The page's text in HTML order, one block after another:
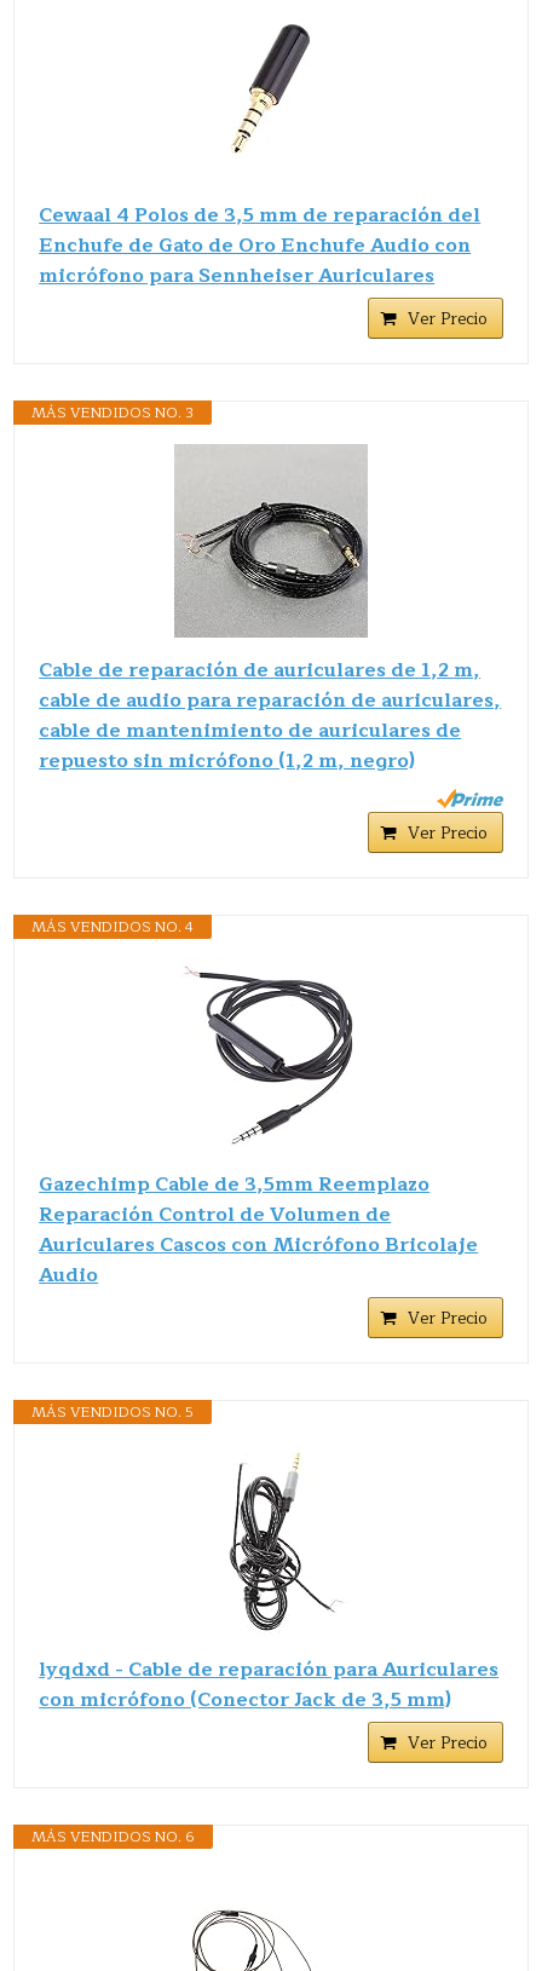
Cewaal 4 Polos de 3,5 mm de reparación del
Enchufe de Gato de Oro Enchufe Audio con
micrófono para Sennheiser Auriculares
Ver Precio
MÁS VENDIDOS NO. 3
Cable de reparación de auriculares de 1,2 m,
cable de audio para reparación de auriculares,
cable de mantenimiento de auriculares de
repuesto sin micrófono (1,2 m, negro)
Ver Precio
MÁS VENDIDOS NO. 4
Gazechimp Cable de 3,5mm Reemplazo
Reparación Control de Volumen de
Auriculares Cascos con Micrófono Bricolaje
Audio
Ver Precio
MÁS VENDIDOS NO. 5
lyqdxd - Cable de reparación para Auriculares
con micrófono (Conector Jack de 3,5 mm)
Ver Precio
MÁS VENDIDOS NO. 6